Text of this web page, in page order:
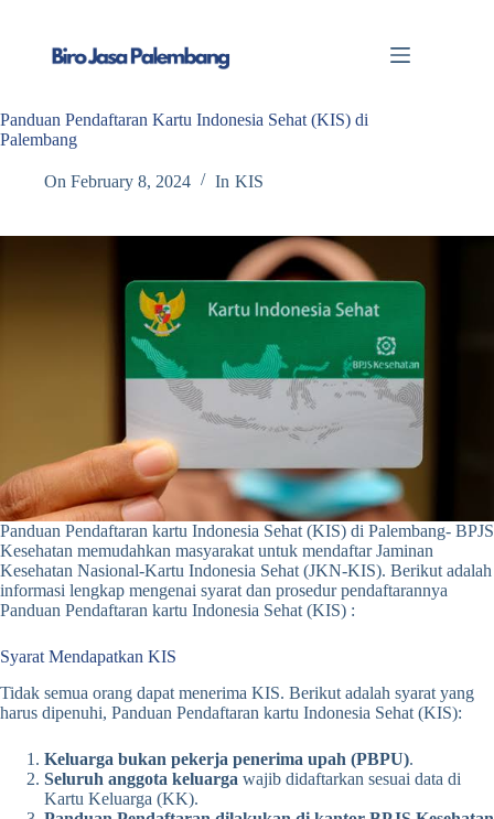
Panduan Pendaftaran Kartu Indonesia Sehat (KIS) di
Palembang
On February 8, 2024 In KIS
Panduan Pendaftaran kartu Indonesia Sehat (KIS) di Palembang- BPJS
Kesehatan memudahkan masyarakat untuk mendaftar Jaminan
Kesehatan Nasional-Kartu Indonesia Sehat (JKN-KIS). Berikut adalah
informasi lengkap mengenai syarat dan prosedur pendaftarannya
Panduan Pendaftaran kartu Indonesia Sehat (KIS) :
Syarat Mendapatkan KIS
Tidak semua orang dapat menerima KIS. Berikut adalah syarat yang
harus dipenuhi, Panduan Pendaftaran kartu Indonesia Sehat (KIS):
Keluarga bukan pekerja penerima upah (PBPU).
Seluruh anggota keluarga wajib didaftarkan sesuai data di
Kartu Keluarga (KK).